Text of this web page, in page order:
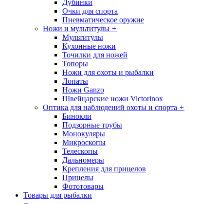
Дубинки
Очки для спорта
Пневматическое оружие
Ножи и мультитулы +
Мультитулы
Кухонные ножи
Точилки для ножей
Топоры
Ножи для охоты и рыбалки
Лопаты
Ножи Ganzo
Швейцарские ножи Victorinox
Оптика для наблюдений охоты и спорта +
Бинокли
Подзорные трубы
Монокуляры
Микроскопы
Телескопы
Дальномеры
Крепления для прицелов
Прицелы
Фототовары
Товары для рыбалки